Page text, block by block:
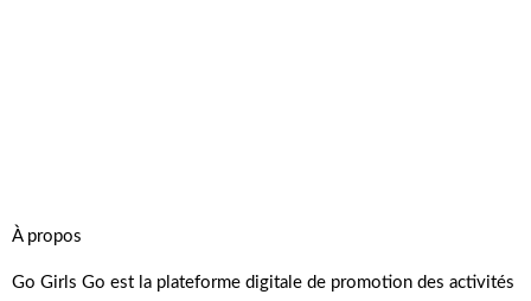
À propos
Go Girls Go est la plateforme digitale de promotion des activités